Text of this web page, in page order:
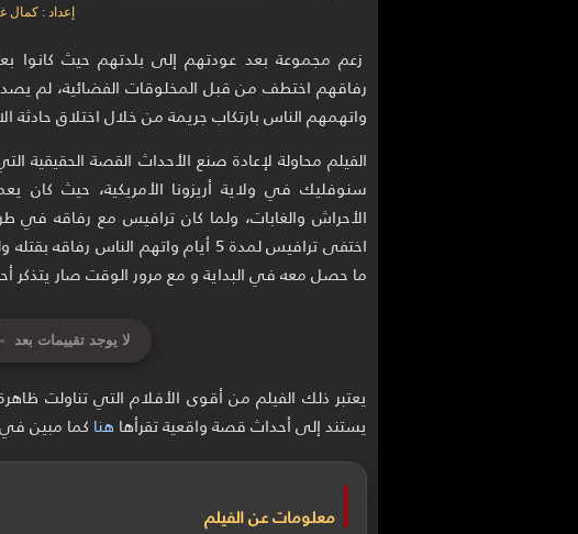
إعداد : كمال
زعم مجموعة بعد عودتهم إلى بلدتهم حيث كانوا
رفاقهم اختطف من قبل المخلوقات الفضائية، لم
واتهمهم الناس بارتكاب جريمة من خلال اختلاق حادثة
سنوفليك في ولاية أريزونا الأمريكية، حيث
الأحراش والغابات، ولما كان ترافيس مع رفاقه في
اختفى ترافيس لمدة 5 أيام واتهم
ما حصل معه في البداية و مع مرور الوقت صار يتذكر
لا يوجد تقييمات بعد
يعتبر ذلك الفيلم من أقوى الأفلام التي تناولت
يستند إلى أحداث قصة واقعية تقرأها هنا كما مبين في
معلومات عن الفيلم